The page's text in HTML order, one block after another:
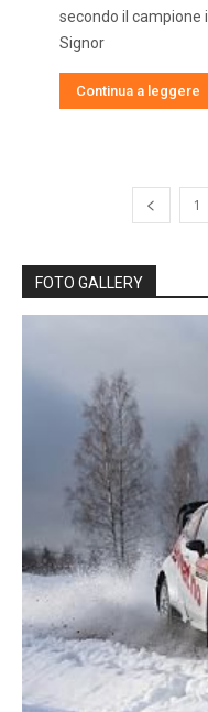
secondo il campione
Signor
Continua a leggere
1
FOTO GALLERY